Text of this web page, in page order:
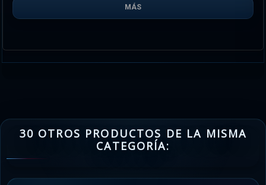
MÁS
30 OTROS PRODUCTOS DE LA MISMA
CATEGORÍA: